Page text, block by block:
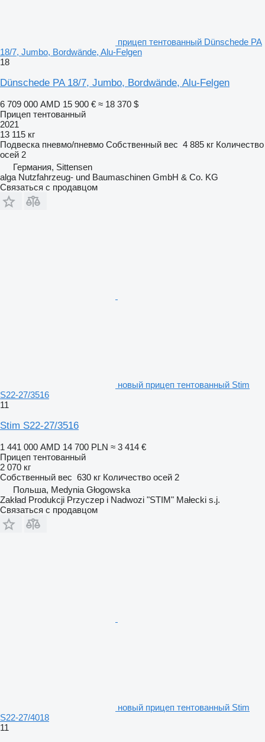
прицеп тентованный Dünschede PA
18/7, Jumbo, Bordwände, Alu-Felgen
18
Dünschede PA 18/7, Jumbo, Bordwände, Alu-Felgen
6 709 000 AMD 15 900 € ≈ 18 370 $
Прицеп тентованный
2021
13 115 кг
Подвеска пневмо/пневмо Собственный вес 4 885 кг Количество
осей 2
Германия, Sittensen
alga Nutzfahrzeug- und Baumaschinen GmbH & Co. KG
Связаться с продавцом
новый прицеп тентованный Stim
S22-27/3516
11
Stim S22-27/3516
1 441 000 AMD 14 700 PLN ≈ 3 414 €
Прицеп тентованный
2 070 кг
Собственный вес 630 кг Количество осей 2
Польша, Medynia Głogowska
Zakład Produkcji Przyczep i Nadwozi "STIM" Małecki s.j.
Связаться с продавцом
новый прицеп тентованный Stim
S22-27/4018
11